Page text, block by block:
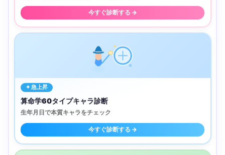
今すぐ診断する →
✦ 急上昇
算命学60タイプキャラ診断
生年月日で本質キャラをチェック
今すぐ診断する →